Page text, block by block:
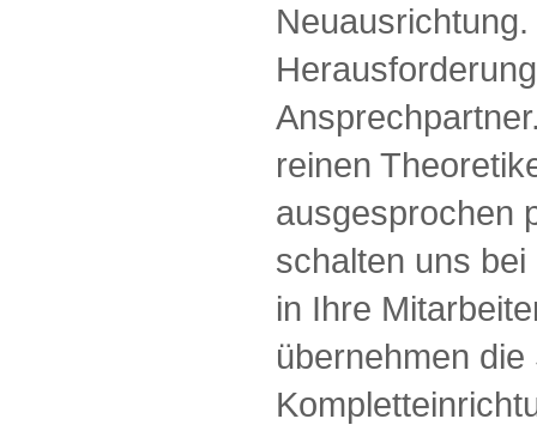
reinen
ausgesprochen
schalten uns
in Ihre
übernehmen